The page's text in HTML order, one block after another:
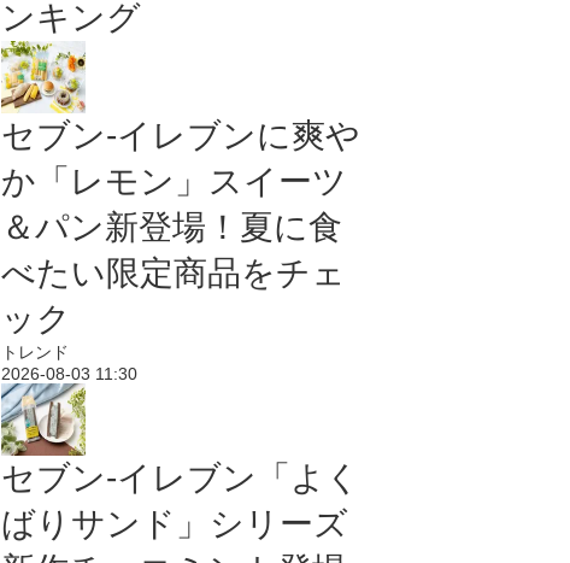
ンキング
セブン‐イレブンに爽や
か「レモン」スイーツ
＆パン新登場！夏に食
べたい限定商品をチェ
ック
トレンド
2026-08-03 11:30
セブン‐イレブン「よく
ばりサンド」シリーズ